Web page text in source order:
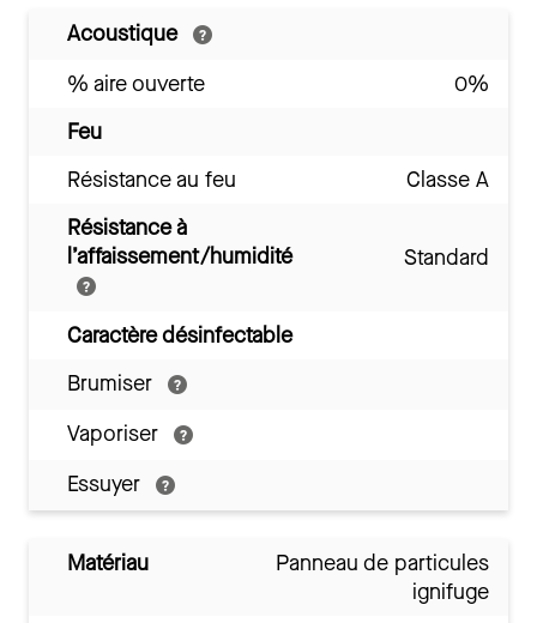
Acoustique
% aire ouverte
0%
Feu
Résistance au feu
Classe A
Résistance à
l’affaissement/humidité
Standard
Caractère désinfectable
Brumiser
Vaporiser
Essuyer
Matériau
Panneau de particules
ignifuge